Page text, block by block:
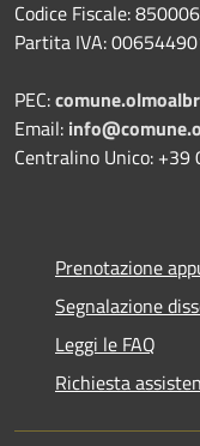
Codice Fiscale:
Partita IVA:
PEC:
Email:
Centralino Unico: +39
Prenotazione
Segnalazione
Leggi le FAQ
Richiesta